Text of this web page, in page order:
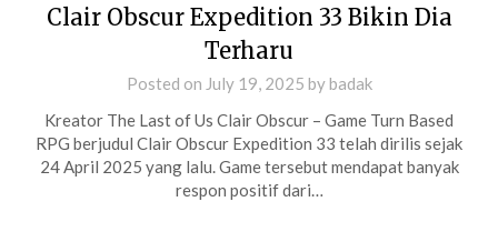
Clair Obscur Expedition 33 Bikin Dia
Terharu
Posted on July 19, 2025 bybadak
Kreator The Last of Us Clair Obscur – Game Turn Based
RPG berjudul Clair Obscur Expedition 33 telah dirilis sejak
24 April 2025 yang lalu. Game tersebut mendapat banyak
respon positif dari…